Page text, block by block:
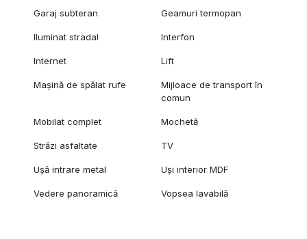
Garaj subteran Geamuri termopan
Iluminat stradal Interfon
Internet Lift
Mașină de spălat rufe
Mijloace de transport în
comun
Mobilat complet Mochetă
Străzi asfaltate TV
Ușă intrare metal Uși interior MDF
Vedere panoramică Vopsea lavabilă